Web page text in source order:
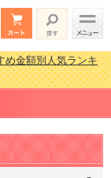
め金額別人気ランキ
未満［2000円～
嬉しい景品とは？ 更